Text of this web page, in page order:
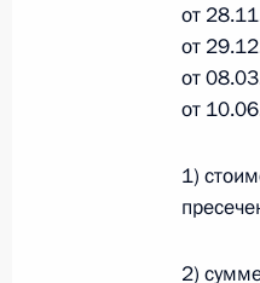
О
и
от
от
от
от
1)
2)